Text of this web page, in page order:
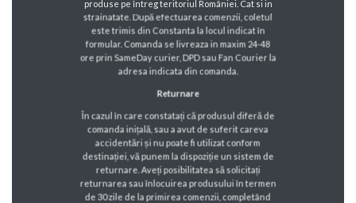
produse pe întreg teritoriul României. Cat si in
strainatate. După efectuarea comenzii, coletul
este trimis din Constanta la locul indicat în
formular. Comanda se livreaza in maxim 24-48
ore prin SameDay curier, DPD sau Fan Courier la
adresa indicata din comanda.
Returnare
În cazul în care constatați că produsul diferă de
comanda inițală, sau a avut de suferit careva
accidentări și nu poate fi utilizat conform
destinației, vă punem la dispoziție un sistem de
returnare. Aveți posibilitatea să solicitați
returnarea sau înlocuirea produsului în termen
de 30 zile de la primirea comenzii, completând